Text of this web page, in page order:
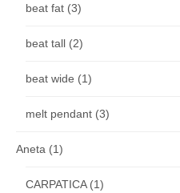
beat fat (3)
beat tall (2)
beat wide (1)
melt pendant (3)
Aneta (1)
CARPATICA(1)